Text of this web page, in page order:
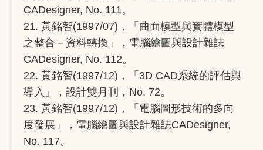
CADesigner, No. 111。
21. 黃銘智(1997/07)，「曲面模型與實體模型
之整合－資料轉換」，電腦繪圖與設計雜誌
CADesigner, No. 112。
22. 黃銘智(1997/12)，「3D CAD系統的評估與
導入」，設計雙月刊，No. 72。
23. 黃銘智(1997/12)，「電腦圖形技術的多向
度發展」，電腦繪圖與設計雜誌CADesigner,
No. 117。